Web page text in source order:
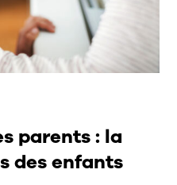
parents : la
des enfants